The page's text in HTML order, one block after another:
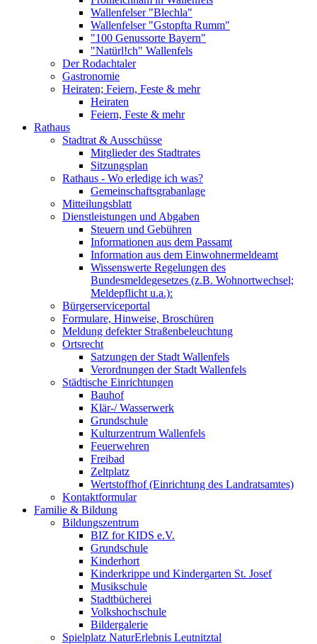
Wallenfelser "Blechla"
Wallenfelser "Gstopfta Rumm"
"100 Genussorte Bayern"
"Natürl!ch" Wallenfels
Der Rodachtaler
Gastronomie
Heiraten; Feiern, Feste & mehr
Heiraten
Feiern, Feste & mehr
Rathaus
Stadtrat & Ausschüsse
Mitglieder des Stadtrates
Sitzungsplan
Rathaus - Wo erledige ich was?
Gemeinschaftsgrabanlage
Mitteilungsblatt
Dienstleistungen und Abgaben
Steuern und Gebühren
Informationen aus dem Passamt
Information aus dem Einwohnermeldeamt
Wissenswerte Regelungen des
Bundesmeldegesetzes (z.B. Wohnortwechsel;
Meldepflicht u.a.):
Bürgerserviceportal
Formulare, Hinweise, Broschüren
Meldung defekter Straßenbeleuchtung
Ortsrecht
Satzungen der Stadt Wallenfels
Verordnungen der Stadt Wallenfels
Städtische Einrichtungen
Bauhof
Klär-/ Wasserwerk
Grundschule
Kulturzentrum Wallenfels
Feuerwehren
Freibad
Zeltplatz
Wertstoffhof (Einrichtung des Landratsamtes)
Kontaktformular
Familie & Bildung
Bildungszentrum
BIZ for KIDS e.V.
Grundschule
Kinderhort
Kinderkrippe und Kindergarten St. Josef
Musikschule
Stadtbücherei
Volkshochschule
Bildergalerie
Spielplatz NaturErlebnis Leutnitztal